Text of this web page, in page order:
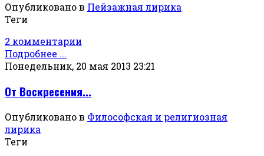
Опубликовано в Пейзажная лирика
Теги
2 комментарии
Подробнее ...
Понедельник, 20 мая 2013 23:21
От Воскресения...
Опубликовано в Философская и религиозная
лирика
Теги